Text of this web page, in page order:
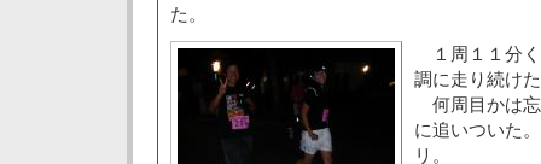
た。
１周１１分
調に走り続け
何周目かは
に追いついた
リ。